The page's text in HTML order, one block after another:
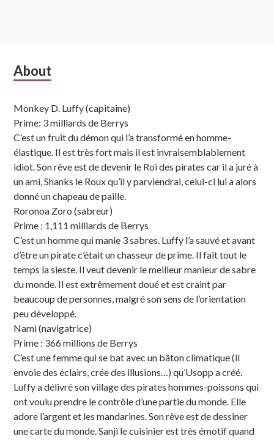
Subsidiary
About
Monkey D. Luffy (capitaine)
Prime: 3 milliards de Berrys
C’est un fruit du démon qui l’a transformé en homme-
élastique. Il est très fort mais il est invraisemblablement
idiot. Son rêve est de devenir le Roi des pirates car il a juré à
un ami, Shanks le Roux qu’il y parviendrai, celui-ci lui a alors
donné un chapeau de paille.
Roronoa Zoro (sabreur)
Prime : 1,111 milliards de Berrys
C’est un homme qui manie 3 sabres. Luffy l’a sauvé et avant
d’être un pirate c’était un chasseur de prime. Il fait tout le
temps la sieste. Il veut devenir le meilleur manieur de sabre
du monde. Il est extrêmement doué et est craint par
beaucoup de personnes, malgré son sens de l’orientation
peu développé.
Nami (navigatrice)
Prime : 366 millions de Berrys
C’est une femme qui se bat avec un bâton climatique (il
envoie des éclairs, crée des illusions…) qu’Usopp a créé.
Luffy a délivré son village des pirates hommes-poissons qui
ont voulu prendre le contrôle d’une partie du monde. Elle
adore l’argent et les mandarines. Son rêve est de dessiner
une carte du monde. Sanji le cuisinier est très émotif quand